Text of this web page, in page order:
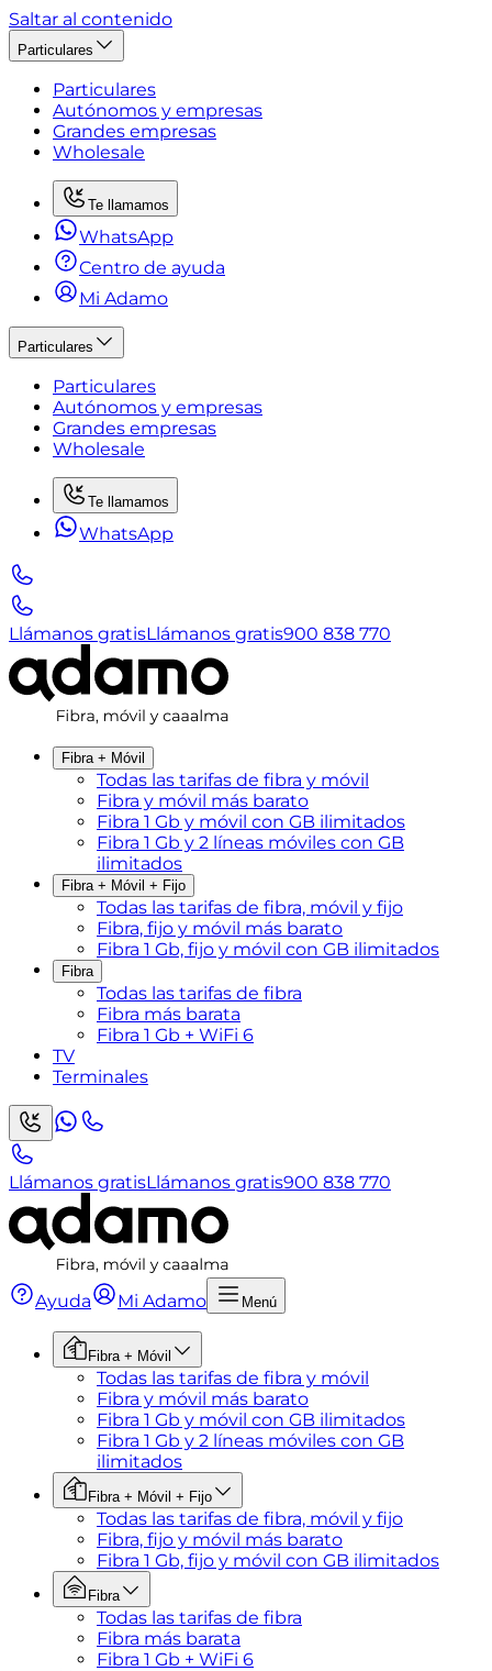
Saltar al contenido
Particulares
Particulares
Autónomos y empresas
Grandes empresas
Wholesale
Te llamamos
WhatsApp
Centro de ayuda
Mi Adamo
Particulares
Particulares
Autónomos y empresas
Grandes empresas
Wholesale
Te llamamos
WhatsApp
Llámanos gratisLlámanos gratis900 838 770
Fibra + Móvil
Todas las tarifas de fibra y móvil
Fibra y móvil más barato
Fibra 1 Gb y móvil con GB ilimitados
Fibra 1 Gb y 2 líneas móviles con GB
ilimitados
Fibra + Móvil + Fijo
Todas las tarifas de fibra, móvil y fijo
Fibra, fijo y móvil más barato
Fibra 1 Gb, fijo y móvil con GB ilimitados
Fibra
Todas las tarifas de fibra
Fibra más barata
Fibra 1 Gb + WiFi 6
TV
Terminales
Llámanos gratisLlámanos gratis900 838 770
Ayuda Mi Adamo Menú
Fibra + Móvil
Todas las tarifas de fibra y móvil
Fibra y móvil más barato
Fibra 1 Gb y móvil con GB ilimitados
Fibra 1 Gb y 2 líneas móviles con GB
ilimitados
Fibra + Móvil + Fijo
Todas las tarifas de fibra, móvil y fijo
Fibra, fijo y móvil más barato
Fibra 1 Gb, fijo y móvil con GB ilimitados
Fibra
Todas las tarifas de fibra
Fibra más barata
Fibra 1 Gb + WiFi 6